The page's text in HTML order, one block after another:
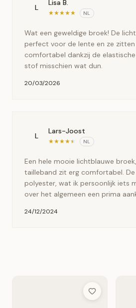
L
Lisa B.
★★★★★ NL
Wat een geweldige broek! De
perfect voor de lente en ze zitten
comfortabel dankzij de
stof misschien wat dun.
20/03/2026
L
Lars-Joost
★★★★★ NL
Een hele mooie lichtblauwe
tailleband zit erg comfortabel.
polyester, wat ik persoonlijk iets
over het algemeen een prima
24/12/2024
Add to Wish List